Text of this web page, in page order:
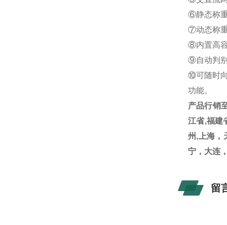
⑥静态称
⑦动态称
⑧内置高
⑨自动判
⑩可随时
功能。
产品行销
江省,福建
州 , 上海
宁，大连
留